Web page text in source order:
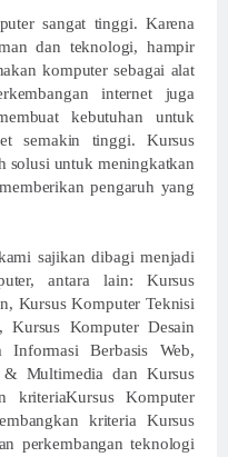
sangat tinggi. Karena
dan teknologi, hampir
komputer sebagai alat
internet juga
kebutuhan untuk
semakin tinggi. Kursus
solusi untuk meningkatkan
pengaruh yang
sajikan dibagi menjadi
antara lain: Kursus
Kursus Komputer Teknisi
Kursus Komputer Desain
Informasi Berbasis Web,
Multimedia dan Kursus
kriteriaKursus Komputer
kriteria Kursus
perkembangan teknologi